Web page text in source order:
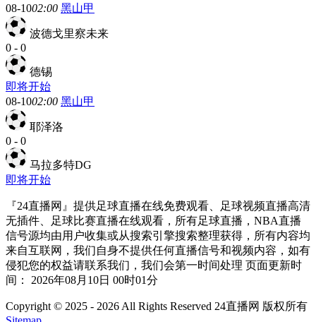
08-1002:00 黑山甲
波德戈里察未来
0 - 0
德锡
即将开始
08-1002:00 黑山甲
耶泽洛
0 - 0
马拉多特DG
即将开始
『24直播网』提供足球直播在线免费观看、足球视频直播高清
无插件、足球比赛直播在线观看，所有足球直播，NBA直播
信号源均由用户收集或从搜索引擎搜索整理获得，所有内容均
来自互联网，我们自身不提供任何直播信号和视频内容，如有
侵犯您的权益请联系我们，我们会第一时间处理 页面更新时
间： 2026年08月10日 00时01分
Copyright © 2025 - 2026 All Rights Reserved 24直播网 版权所有